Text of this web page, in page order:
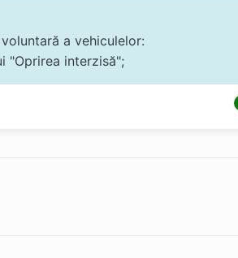
a vehiculelor:
"Oprirea interzisă";